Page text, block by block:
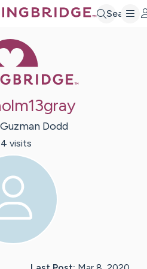
Search
Guzman Dodd
visits